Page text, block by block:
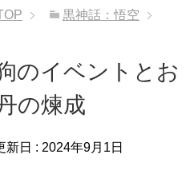
黒神話：悟空
のイベントとお
の煉成
新日 : 2024年9月1日